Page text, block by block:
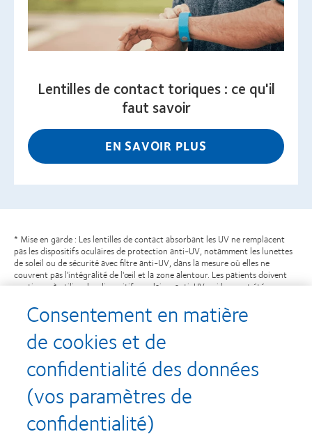
Lentilles de contact toriques : ce qu'il
faut savoir
EN SAVOIR PLUS
* Mise en garde : Les lentilles de contact absorbant les UV ne remplacent
pas les dispositifs oculaires de protection anti-UV, notamment les lunettes
de soleil ou de sécurité avec filtre anti-UV, dans la mesure où elles ne
couvrent pas l'intégralité de l'œil et la zone alentour. Les patients doivent
continuer à utiliser les dispositifs oculaires anti-UV qui leur ont été
Recompenses
Consentement en matière
de cookies et de
confidentialité des données
(vos paramètres de
confidentialité)